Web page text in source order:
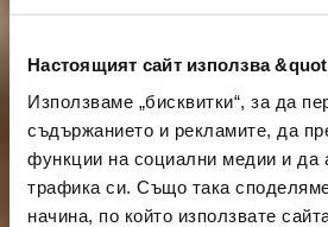
Настоящият сайт използва
Използваме „бисквитки“, за да
съдържанието и рекламите, да
функции на социални медии и да
трафика си. Също така
начина, по който използвате